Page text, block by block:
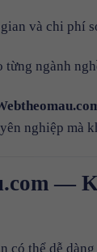
và chi phí
từng ngành
nghiệp mà
—
có thể dễ